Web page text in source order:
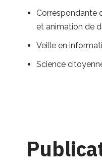
Correspondante
et animation de
Veille en
Science